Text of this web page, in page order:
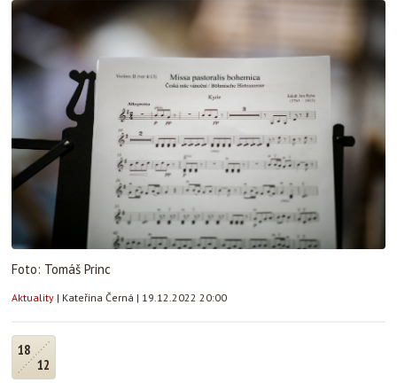
Foto: Tomáš Princ
Aktuality | Kateřina Černá | 19.12.2022 20:00
18
12